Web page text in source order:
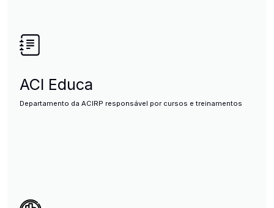
ACI Educa
Departamento da ACIRP responsável por cursos e treinamentos